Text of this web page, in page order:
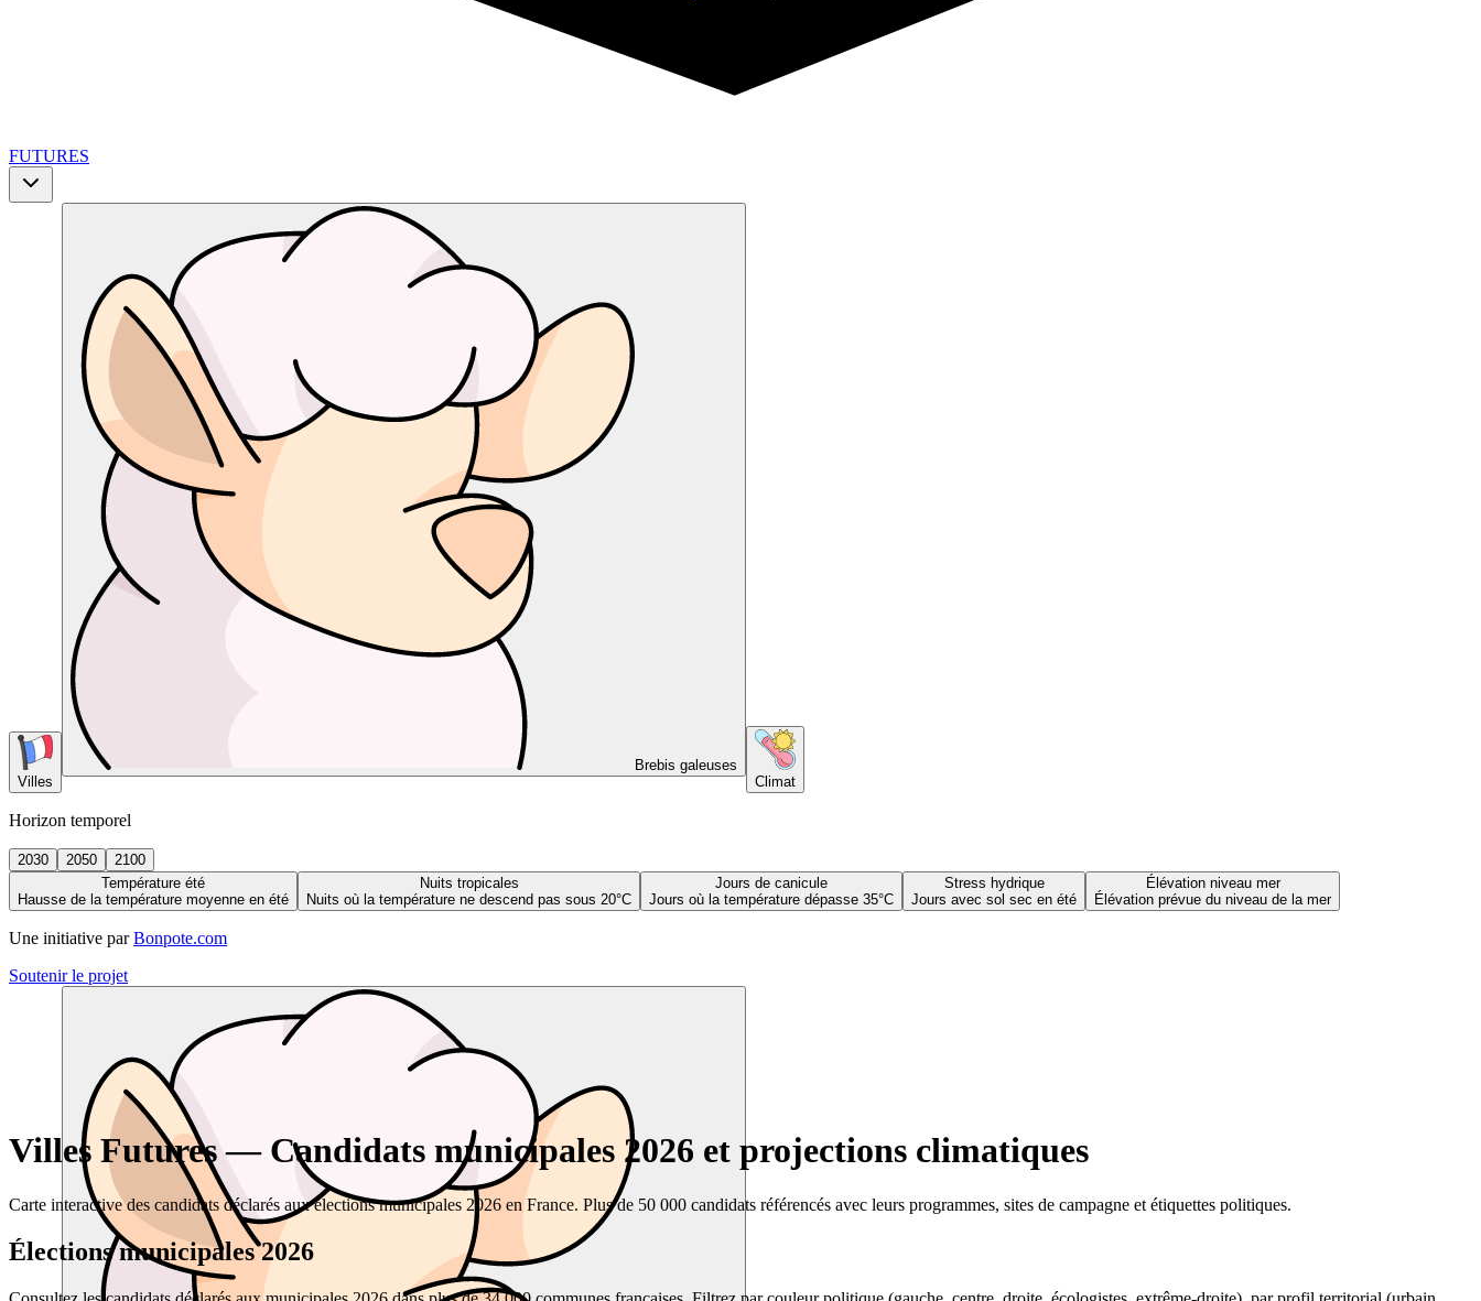
FUTURES
Villes
Brebis galeuses
Climat
Horizon temporel
2030 2050
2100
Température été
Hausse de la température moyenne en été
Nuits tropicales
Nuits où la température ne descend pas sous 20°C
Jours de canicule
Jours où la température dépasse 35°C
Stress hydrique
Jours avec sol sec en été
Élévation niveau mer
Élévation prévue du niveau de la mer
Une initiative par Bonpote.com
Soutenir le projet
Villes Futures — Candidats municipales 2026 et projections climatiques
Carte interactive des candidats déclarés aux élections municipales 2026 en France. Plus de 50 000 candidats référencés avec leurs programmes, sites de campagne et étiquettes politiques.
Élections municipales 2026